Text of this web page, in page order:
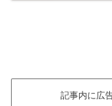
記事内に広